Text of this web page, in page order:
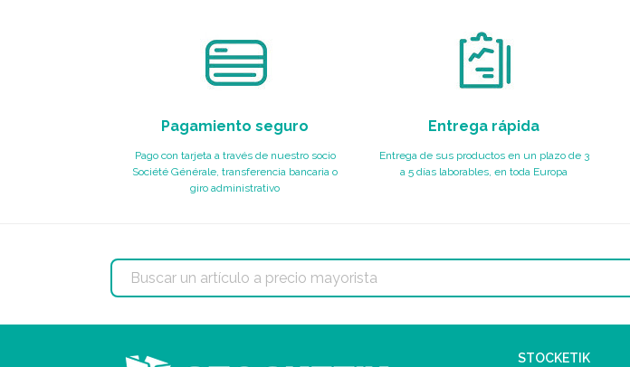
Pagamiento seguro
Pago con tarjeta a través de nuestro socio
Société Générale, transferencia bancaria o
giro administrativo
Entrega rápida
Entrega de sus productos en un plazo de 3
a 5 días laborables, en toda Europa
STOCKETIK